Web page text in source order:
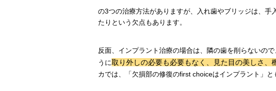
の3つの治療方法がありますが、入れ歯やブリッジは、手
たりという欠点もあります。
反面、インプラント治療の場合は、隣の歯を削らないの
うに取り外しの必要も必要もなく、見た目の美しさ、
カでは、「欠損部の修復のfirst choiceはインプラント」と